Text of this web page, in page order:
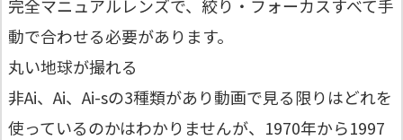
完全マニュアルレンズで、絞り・フォーカスすべて手
動で合わせる必要があります。
丸い地球が撮れる
非Ai、Ai、Ai-sの3種類があり動画で見る限りはどれを
使っているのかはわかりませんが、1970年から1997